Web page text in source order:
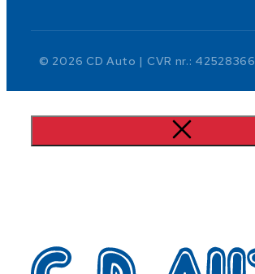
© 2026 CD Auto | CVR nr.: 42528366